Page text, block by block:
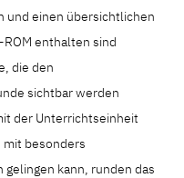
und einen übersichtlichen
enthalten sind
die den
sichtbar werden
der Unterrichtseinheit
mit besonders
kann, runden das